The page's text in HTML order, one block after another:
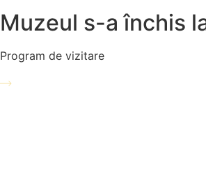
Muzeul s-a închis
Program de vizitare